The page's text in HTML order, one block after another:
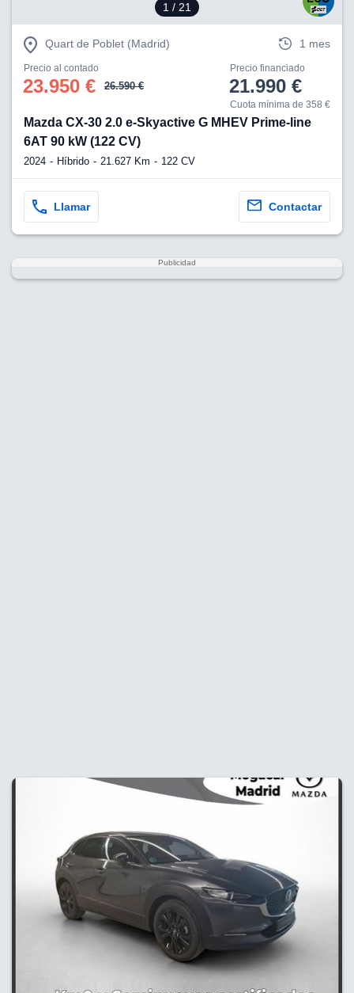
1 / 21
Quart de Poblet (Madrid) 1 mes
Precio al contado
23.950 € 26.590 €
Precio financiado
21.990 €
Cuota mínima de 358 €
Mazda CX-30 2.0 e-Skyactive G MHEV Prime-line
6AT 90 kW (122 CV)
2024 Híbrido 21.627 Km 122 CV
Llamar Contactar